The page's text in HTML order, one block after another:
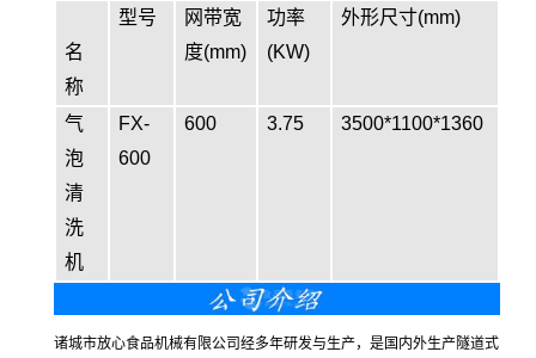
名
称
型号
网带宽
度(mm)
功率
(KW)
外形尺寸(mm)
气
泡
清
洗
机
FX-
600
600 3.75 3500*1100*1360
诸城市放心食品机械有限公司经多年研发与生产，是国内外生产隧道式